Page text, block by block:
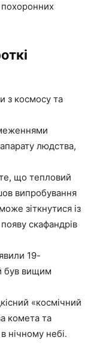
похоронних
з космосу та
людства,
що тепловий
випробування
зіткнутися із
скафандрів
19-
був вищим
«космічний
комета та
нічному небі.